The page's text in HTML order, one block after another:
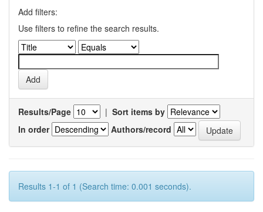
Add filters:
Use filters to refine the search results.
Results/Page | Sort items by
In order
Authors/record
Results 1-1 of 1 (Search time: 0.001 seconds).